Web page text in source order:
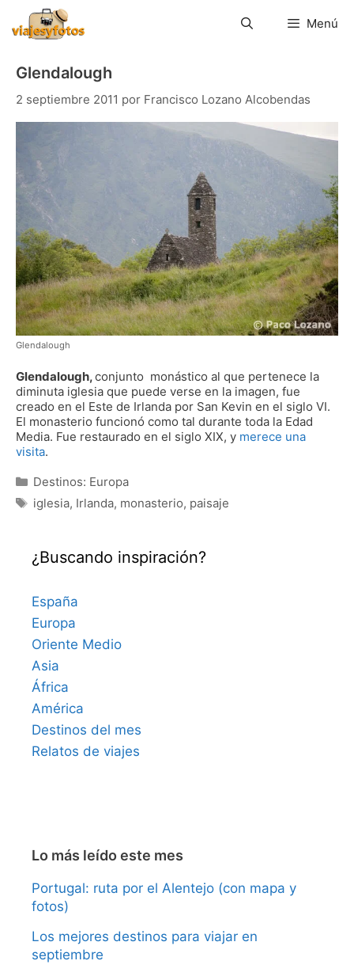
contenido
Menú
Glendalough
2 septiembre 2011 por Francisco Lozano Alcobendas
Glendalough
Glendalough,conjunto monástico al que pertenece la
diminuta iglesia que puede verse en la imagen, fue
creado en el Este de Irlanda por San Kevin en el siglo VI.
El monasterio funcionó como tal durante toda la Edad
Media. Fue restaurado en el siglo XIX, y merece una
visita.
Categorías
Destinos: Europa
Etiquetas
iglesia, Irlanda, monasterio, paisaje
¿Buscando inspiración?
España
Europa
Oriente Medio
Asia
África
América
Destinos del mes
Relatos de viajes
Lo más leído este mes
Portugal: ruta por el Alentejo (con mapa y
fotos)
Los mejores destinos para viajar en
septiembre